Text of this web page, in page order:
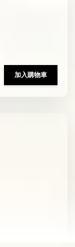
加入購物車